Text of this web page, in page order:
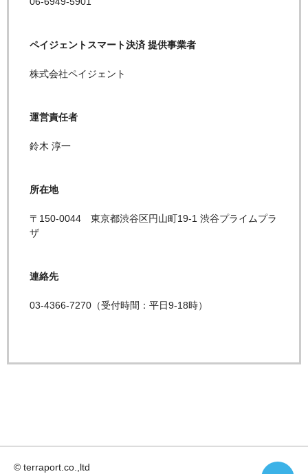
ペイジェントスマート決済 提供事業者
株式会社ペイジェント
運営責任者
鈴木 淳一
所在地
〒150-0044 東京都渋谷区円山町19-1 渋谷プライムプラ
ザ
連絡先
03-4366-7270（受付時間：平日9-18時）
© terraport.co.,ltd